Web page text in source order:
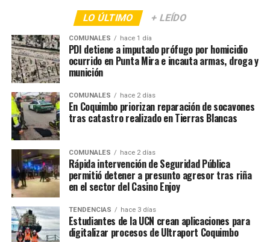
LO ÚLTIMO + LEÍDO
COMUNALES hace 1 día
PDI detiene a imputado prófugo por homicidio
ocurrido en Punta Mira e incauta armas, droga y
munición
COMUNALES hace 2 días
En Coquimbo priorizan reparación de socavones
tras catastro realizado en Tierras Blancas
COMUNALES hace 2 días
Rápida intervención de Seguridad Pública
permitió detener a presunto agresor tras riña
en el sector del Casino Enjoy
TENDENCIAS hace 3 días
Estudiantes de la UCN crean aplicaciones para
digitalizar procesos de Ultraport Coquimbo